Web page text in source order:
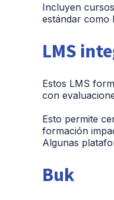
Incluyen
estándar como
LMS
Estos LMS
con
Esto permite
formación
Algunas
Buk